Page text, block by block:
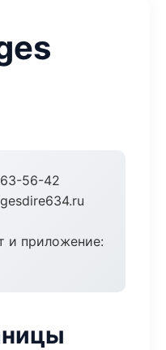
56-42
и приложение: